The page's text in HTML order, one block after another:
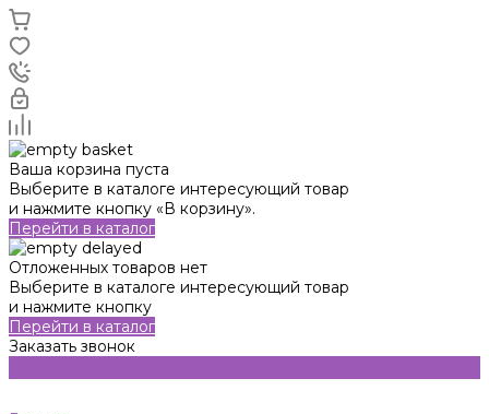
Ваша корзина пуста
Выберите в каталоге интересующий товар
и нажмите кнопку «В корзину».
Перейти в каталог
Отложенных товаров нет
Выберите в каталоге интересующий товар
и нажмите кнопку
Перейти в каталог
Заказать звонок